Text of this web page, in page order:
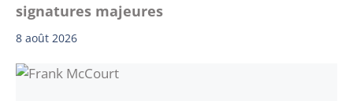
signatures majeures
8 août 2026